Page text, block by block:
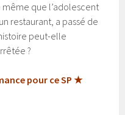
même que l’adolescent
restaurant, a passé de
peut-elle
?
pour ce SP ★